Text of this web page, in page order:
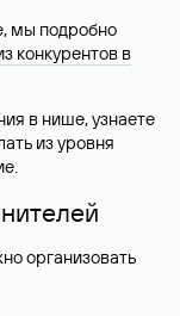
мы подробно
конкурентов в
в нише, узнаете
из уровня
организовать